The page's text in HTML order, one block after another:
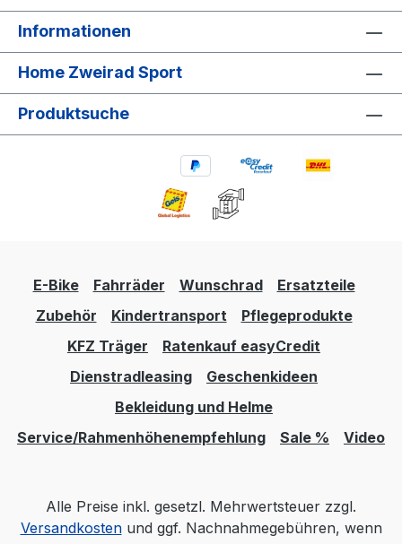
Informationen
Home Zweirad Sport
Produktsuche
E-Bike Fahrräder Wunschrad
Ersatzteile
Zubehör
Kindertransport
Pflegeprodukte
KFZ Träger
Ratenkauf easyCredit
Dienstradleasing
Geschenkideen
Bekleidung und Helme
Service/Rahmenhöhenempfehlung
Sale % Video
Alle Preise inkl. gesetzl. Mehrwertsteuer zzgl.
Versandkostenund ggf. Nachnahmegebühren, wenn